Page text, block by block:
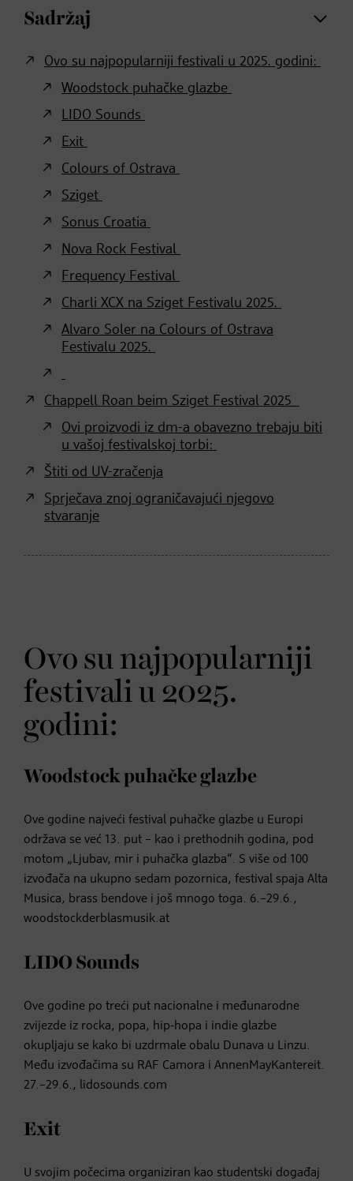
Sadržaj
Ovo su najpopularniji festivali u 2025. godini:
Woodstock puhačke glazbe
LIDO Sounds
Exit
Colours of Ostrava
Sziget
Sonus Croatia
Nova Rock Festival
Frequency Festival
Charli XCX na Sziget Festivalu 2025.
Alvaro Soler na Colours of Ostrava
Festivalu 2025.
Chappell Roan beim Sziget Festival 2025
Ovi proizvodi iz dm-a obavezno trebaju biti
u vašoj festivalskoj torbi:
Štiti od UV-zračenja
Sprječava znoj ograničavajući njegovo
stvaranje
Ovo su najpopularniji
festivali u 2025.
godini:
Woodstock puhačke glazbe
Ove godine najveći festival puhačke glazbe u Europi
održava se već 13. put – kao i prethodnih godina, pod
motom „Ljubav, mir i puhačka glazba“. S više od 100
izvođača na ukupno sedam pozornica, festival spaja Alta
Musica, brass bendove i još mnogo toga. 6.–29.6.,
woodstockderblasmusik.at
LIDO Sounds
Ove godine po treći put nacionalne i međunarodne
zvijezde iz rocka, popa, hip-hopa i indie glazbe
okupljaju se kako bi uzdrmale obalu Dunava u Linzu.
Među izvođačima su RAF Camora i AnnenMayKantereit.
27.–29.6., lidosounds.com
Exit
U svojim počecima organiziran kao studentski događaj